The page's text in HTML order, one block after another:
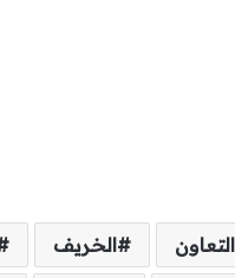
التعاون الخريف